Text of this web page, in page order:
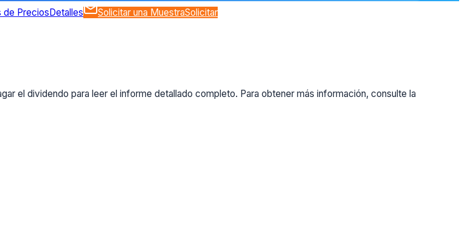
de PreciosDetalles Solicitar una MuestraSolicitar
el dividendo para leer el informe detallado completo. Para obtener más información, consulte la